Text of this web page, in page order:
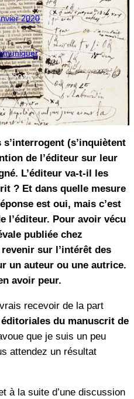
2020dans
—Mis à jour le
2026
(s’inquiètent
de l’éditeur sur leur
L’éditeur va-t-il les
? Et dans quelle mesure
est oui, mais c’est
l’éditeur. Pour avoir vécu
publiée chez
sur l’intérêt des
un auteur ou une autrice.
avoir peur.
recevoir de la part
du manuscrit de
que je suis un peu
attendez un résultat
à la suite d’une discussion